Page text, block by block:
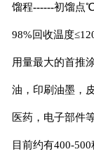
馏程------初馏点
98%回收温度≤
用量最大的首推
油，印刷油墨，
医药，电子部件
目前约有400-500